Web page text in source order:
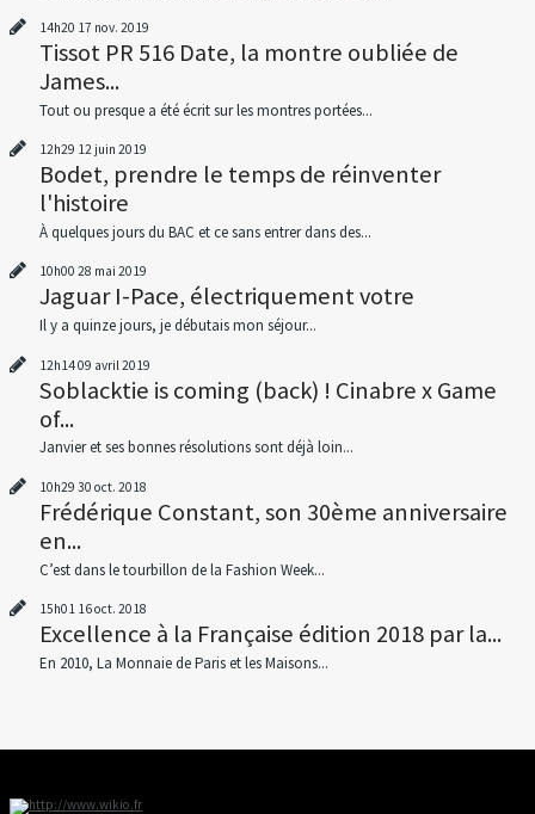
14h20 17 nov. 2019
Tissot PR 516 Date, la montre oubliée de
James...
Tout ou presque a été écrit sur les montres portées...
12h29 12 juin 2019
Bodet, prendre le temps de réinventer
l'histoire
À quelques jours du BAC et ce sans entrer dans des...
10h00 28 mai 2019
Jaguar I-Pace, électriquement votre
Il y a quinze jours, je débutais mon séjour...
12h1409 avril 2019
Soblacktie is coming (back) ! Cinabre x Game
of...
Janvier et ses bonnes résolutions sont déjà loin...
10h29 30 oct. 2018
Frédérique Constant, son 30ème anniversaire
en...
C’est dans le tourbillon de la Fashion Week...
15h01 16oct. 2018
Excellence à la Française édition 2018 par la...
En 2010, La Monnaie de Paris et les Maisons...